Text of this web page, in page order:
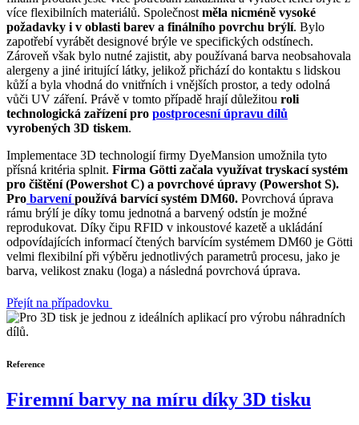
více flexibilních materiálů. Společnost měla nicméně vysoké
požadavky i v oblasti barev a finálního povrchu brýlí. Bylo
zapotřebí vyrábět designové brýle ve specifických odstínech.
Zároveň však bylo nutné zajistit, aby používaná barva neobsahovala
alergeny a jiné iritující látky, jelikož přichází do kontaktu s lidskou
kůží a byla vhodná do vnitřních i vnějších prostor, a tedy odolná
vůči UV záření. Právě v tomto případě hrají důležitou roli
technologická zařízení pro postprocesní úpravu dílů
vyrobených 3D tiskem.
Implementace 3D technologií firmy DyeMansion umožnila tyto
přísná kritéria splnit. Firma Götti začala využívat tryskací systém
pro čištění (Powershot C) a povrchové úpravy (Powershot S).
Pro barvenípoužívá barvící systém DM60. Povrchová úprava
rámu brýlí je díky tomu jednotná a barvený odstín je možné
reprodukovat. Díky čipu RFID v inkoustové kazetě a ukládání
odpovídajících informací čtených barvícím systémem DM60 je Götti
velmi flexibilní při výběru jednotlivých parametrů procesu, jako je
barva, velikost znaku (loga) a následná povrchová úprava.
Přejít na případovku
Reference
Firemní barvy na míru díky 3D tisku